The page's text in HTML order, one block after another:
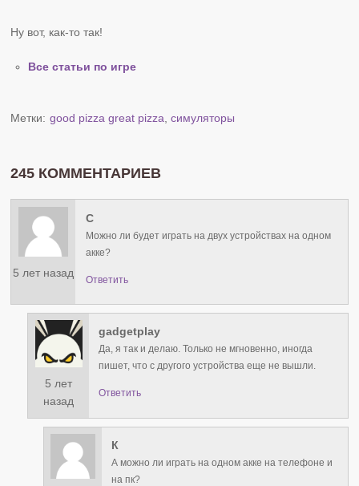
Ну вот, как-то так!
Все статьи по игре
Метки: good pizza great pizza,симуляторы
245 КОММЕНТАРИЕВ
5 лет назад
С
Можно ли будет играть на двух устройствах на одном
акке?
Ответить
5 лет
назад
gadgetplay
Да, я так и делаю. Только не мгновенно, иногда
пишет, что с другого устройства еще не вышли.
Ответить
К
А можно ли играть на одном акке на телефоне и
на пк?